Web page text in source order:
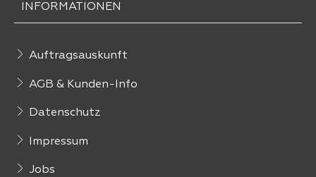
INFORMATIONEN
Auftragsauskunft
AGB & Kunden-Info
Datenschutz
Impressum
Jobs